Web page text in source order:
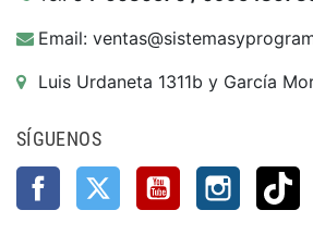
Email:
Luis Urdaneta 1311b y García
SÍGUENOS
FacebookTwitter YouTube Instagram